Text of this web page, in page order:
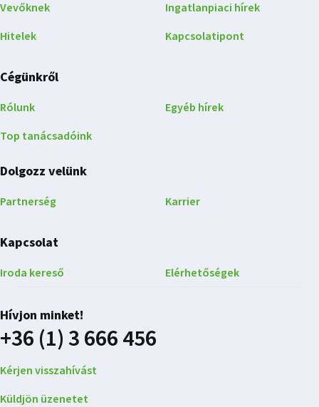
Vevőknek
Hitelek
Ingatlanpiaci hírek
Kapcsolatipont
Cégünkről
Rólunk
Top tanácsadóink
Egyéb hírek
Dolgozz velünk
Partnerség Karrier
Kapcsolat
Iroda kereső Elérhetőségek
Hívjon minket!
+36 (1) 3 666 456
Kérjen visszahívást
Küldjön üzenetet